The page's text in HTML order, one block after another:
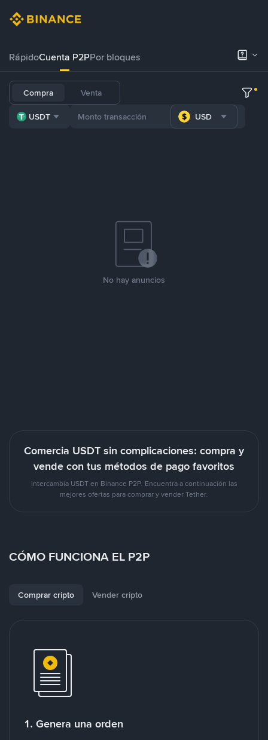
RápidoCuenta P2PPor bloques
Compra Venta
USDT USD
No hay anuncios
Comercia USDT sin complicaciones: compra y
vende con tus métodos de pago favoritos
Intercambia USDT en Binance P2P. Encuentra a continuación las
mejores ofertas para comprar y vender Tether.
CÓMO FUNCIONA EL P2P
Comprar cripto Vender cripto
1. Genera una orden